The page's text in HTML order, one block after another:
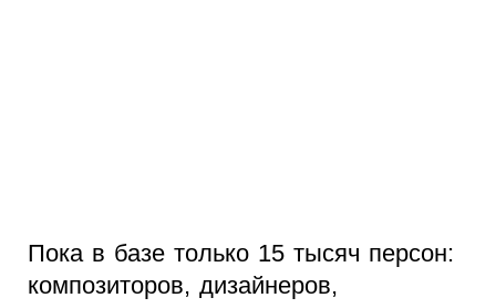
Пока в базе только 15 тысяч персон:
композиторов, дизайнеров,